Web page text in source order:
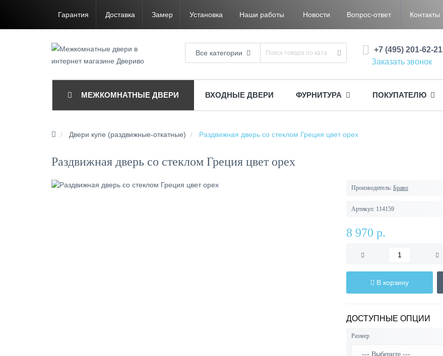
Гарантия Доставка Замер Установка Наши работы Новости Вопрос-ответ Контакты
Все категории
+7 (495) 201-62-21
Заказать звонок
МЕЖКОМНАТНЫЕ ДВЕРИ ВХОДНЫЕ ДВЕРИ ФУРНИТУРА ПОКУПАТЕЛЮ
Двери купе (раздвижные-откатные) Раздвижная дверь со стеклом Греция цвет орех
Раздвижная дверь со стеклом Греция цвет орех
Производитель: Браво
Артикул: 114159
8 970 р.
В корзину
ДОСТУПНЫЕ ОПЦИИ
Размер